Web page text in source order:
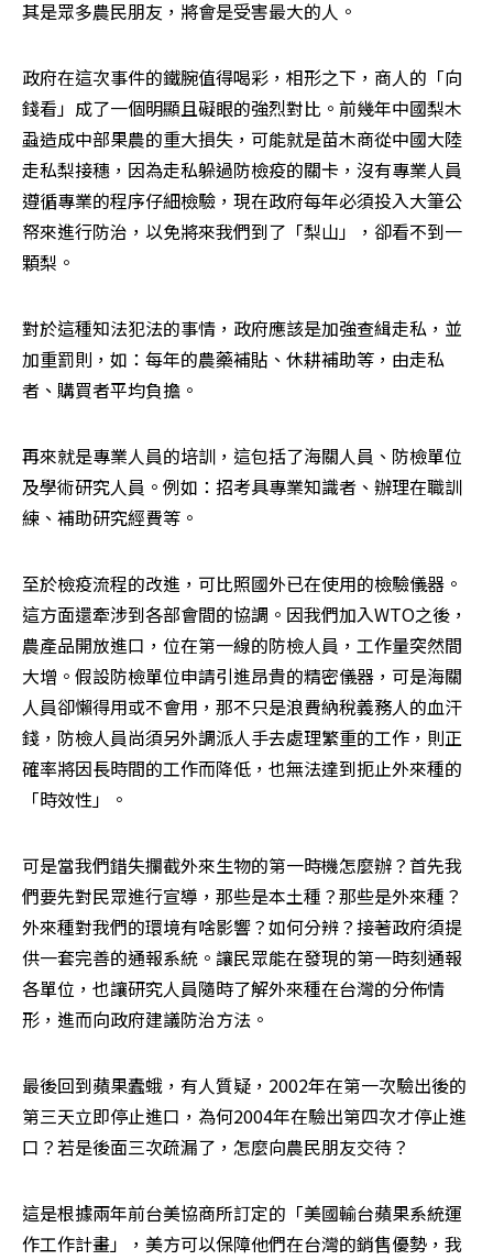
其是眾多農民朋友，將會是受害最大的人。
政府在這次事件的鐵腕值得喝彩，相形之下，商人的「向
錢看」成了一個明顯且礙眼的強烈對比。前幾年中國梨木
蝨造成中部果農的重大損失，可能就是苗木商從中國大陸
走私梨接穗，因為走私躲過防檢疫的關卡，沒有專業人員
遵循專業的程序仔細檢驗，現在政府每年必須投入大筆公
帑來進行防治，以免將來我們到了「梨山」，卻看不到一
顆梨。
對於這種知法犯法的事情，政府應該是加強查緝走私，並
加重罰則，如：每年的農藥補貼、休耕補助等，由走私
者、購買者平均負擔。
再來就是專業人員的培訓，這包括了海關人員、防檢單位
及學術研究人員。例如：招考具專業知識者、辦理在職訓
練、補助研究經費等。
至於檢疫流程的改進，可比照國外已在使用的檢驗儀器。
這方面還牽涉到各部會間的協調。因我們加入WTO之後，
農產品開放進口，位在第一線的防檢人員，工作量突然間
大增。假設防檢單位申請引進昂貴的精密儀器，可是海關
人員卻懶得用或不會用，那不只是浪費納稅義務人的血汗
錢，防檢人員尚須另外調派人手去處理繁重的工作，則正
確率將因長時間的工作而降低，也無法達到扼止外來種的
「時效性」。
可是當我們錯失攔截外來生物的第一時機怎麼辦？首先我
們要先對民眾進行宣導，那些是本土種？那些是外來種？
外來種對我們的環境有啥影響？如何分辨？接著政府須提
供一套完善的通報系統。讓民眾能在發現的第一時刻通報
各單位，也讓研究人員隨時了解外來種在台灣的分佈情
形，進而向政府建議防治方法。
最後回到蘋果蠹蛾，有人質疑，2002年在第一次驗出後的
第三天立即停止進口，為何2004年在驗出第四次才停止進
口？若是後面三次疏漏了，怎麼向農民朋友交待？
這是根據兩年前台美協商所訂定的「美國輸台蘋果系統運
作工作計畫」，美方可以保障他們在台灣的銷售優勢，我